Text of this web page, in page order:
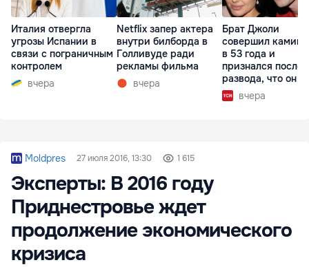
Италия отвергла
угрозы Испании в
связи с пограничным
контролем
вчера
Netflix запер актера
внутри билборда в
Голливуде ради
рекламы фильма
вчера
Брат Джоли
совершил
в 53 года и
признался после
развода, что он
вчера
Moldpres 27 июля 2016, 13:30 1 615
Эксперты: В 2016 году
Приднестровье ждет
продолжение экономического
кризиса